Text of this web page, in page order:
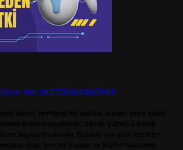
Skype: live:.cid.575569c608265c69